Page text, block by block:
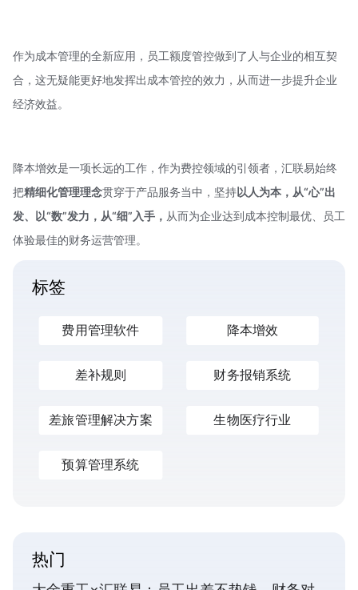
作为成本管理的全新应用，员工额度管控做到了人与企业的相互契
合，这无疑能更好地发挥出成本管控的效力，从而进一步提升企业
经济效益。
降本增效是一项长远的工作，作为费控领域的引领者，汇联易始终
把精细化管理理念贯穿于产品服务当中，坚持以人为本，从“心”出
发、以“数”发力，从“细”入手， 从而为企业达到成本控制最优、员工
体验最佳的财务运营管理。
标签
费用管理软件 降本增效
差补规则 财务报销系统
差旅管理解决方案 生物医疗行业
预算管理系统
热门